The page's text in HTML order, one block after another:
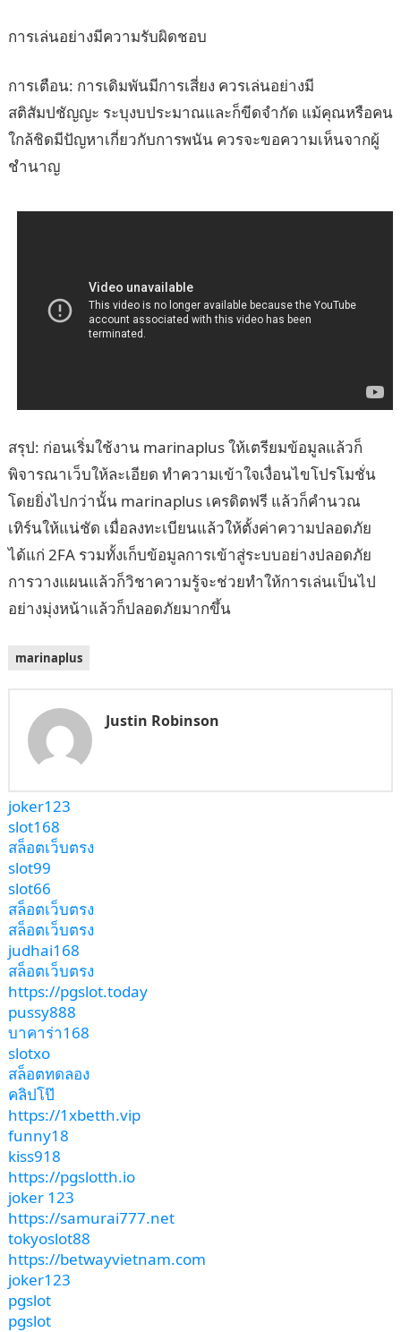
การเล่นอย่างมีความรับผิดชอบ
การเตือน: การเดิมพันมีการเสี่ยง ควรเล่นอย่างมี
สติสัมปชัญญะ ระบุงบประมาณและก็ขีดจำกัด แม้คุณหรือคน
ใกล้ชิดมีปัญหาเกี่ยวกับการพนัน ควรจะขอความเห็นจากผู้
ชำนาญ
สรุป: ก่อนเริ่มใช้งาน marinaplus ให้เตรียมข้อมูลแล้วก็
พิจารณาเว็บให้ละเอียด ทำความเข้าใจเงื่อนไขโปรโมชั่น
โดยยิ่งไปกว่านั้น marinaplus เครดิตฟรี แล้วก็คำนวณ
เทิร์นให้แน่ชัด เมื่อลงทะเบียนแล้วให้ตั้งค่าความปลอดภัย
ได้แก่ 2FA รวมทั้งเก็บข้อมูลการเข้าสู่ระบบอย่างปลอดภัย
การวางแผนแล้วก็วิชาความรู้จะช่วยทำให้การเล่นเป็นไป
อย่างมุ่งหน้าแล้วก็ปลอดภัยมากขึ้น
marinaplus
Justin Robinson
joker123
slot168
สล็อตเว็บตรง
slot99
slot66
สล็อตเว็บตรง
สล็อตเว็บตรง
judhai168
สล็อตเว็บตรง
https://pgslot.today
pussy888
บาคาร่า168
slotxo
สล็อตทดลอง
คลิปโป๊
https://1xbetth.vip
funny18
kiss918
https://pgslotth.io
joker 123
https://samurai777.net
tokyoslot88
https://betwayvietnam.com
joker123
pgslot
pgslot